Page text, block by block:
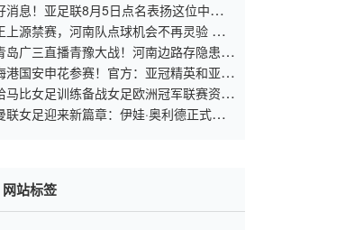
消息！亚足联8月5日点名表扬这位中国男
新星，引发热议
上源禁赛，河南队点球机会不再灵验 马
尼昂射门不佳 郑智目标亚冠资格
岛广三直播青豫大战！河南边路存隐患，
斯塔沃等喂饼，西海岸剑指亚冠
港国安申花参赛！官方：亚冠精英和亚冠
抽签仪式8月18日进行
马比女足训练备战女足欧洲冠军联赛资格
联女足迎来新篇章：伊娃·奥利德正式出
网站标签